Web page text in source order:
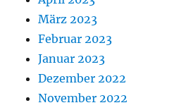
März 2023
Februar 2023
Januar 2023
Dezember 2022
November 2022